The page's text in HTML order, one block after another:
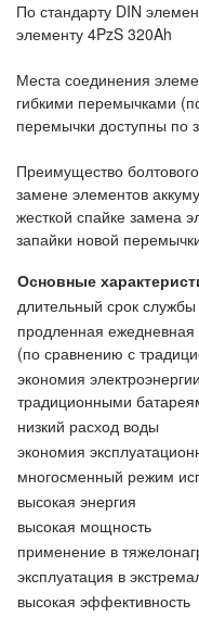
По стандарту DIN
элементу 4PzS 320Ah
Места соединения
гибкими перемычками
перемычки доступны по
Преимущество
замене элементов
жесткой спайке замена
запайки новой
Основные
длительный срок
продленная
(по сравнению с
экономия
традиционными
низкий расход воды
экономия
многосменный режим
высокая энергия
высокая мощность
применение в
эксплуатация в
высокая эффективность